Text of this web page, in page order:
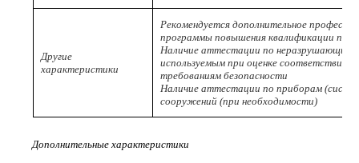
Другие
характеристики
Рекомендуется дополнительное
программы повышения квалификации по
Наличие аттестации по неразрушающим
используемым при оценке соответствия
требованиям безопасности
Наличие аттестации по приборам
сооружений (при необходимости)
Дополнительные характеристики